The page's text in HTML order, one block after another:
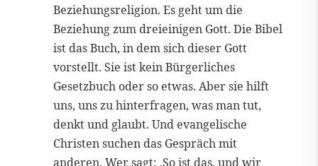
Beziehungsreligion. Es geht um die
Beziehung zum dreieinigen Gott. Die Bibel
ist das Buch, in dem sich dieser Gott
vorstellt. Sie ist kein Bürgerliches
Gesetzbuch oder so etwas. Aber sie hilft
uns, uns zu hinterfragen, was man tut,
denkt und glaubt. Und evangelische
Christen suchen das Gespräch mit
anderen. Wer sagt: ‚So ist das, und wir